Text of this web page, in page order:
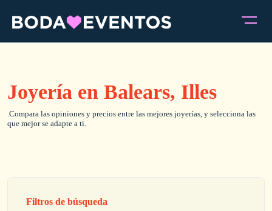
Joyería en Balears, Illes
.Compara las opiniones y precios entre las mejores joyerías, y selecciona las
que mejor se adapte a ti.
Filtros de búsqueda